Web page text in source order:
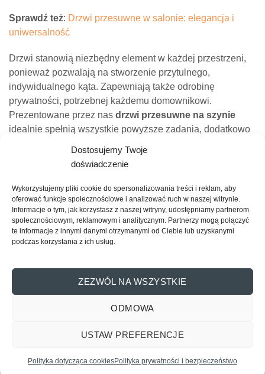
Dostosujemy Twoje
doświadczenie
Wykorzystujemy pliki cookie do spersonalizowania treści i reklam, aby
oferować funkcje społecznościowe i analizować ruch w naszej witrynie.
Informacje o tym, jak korzystasz z naszej witryny, udostępniamy partnerom
społecznościowym, reklamowym i analitycznym. Partnerzy mogą połączyć
te informacje z innymi danymi otrzymanymi od Ciebie lub uzyskanymi
podczas korzystania z ich usług.
ZEZWÓL NA WSZYSTKIE
ODMOWA
USTAW PREFERENCJE
Polityka dotycząca cookiesPolityka prywatności i bezpieczeństwo
Sprawdź też: Drzwi przesuwne w salonie: elegancja i
uniwersalność
Drzwi stanowią niezbędny element w każdej przestrzeni,
ponieważ pozwalają na stworzenie przytulnego,
indywidualnego kąta. Zapewniają także odrobinę
prywatności, potrzebnej każdemu domownikowi.
Prezentowane przez nas drzwi przesuwne na szynie
idealnie spełnią wszystkie powyższe zadania, dodatkowo
Połączenie wyjątkowej funkcjonalności z zachwycającym
najnowocześniejszych trendów, podążających za aktualną
modą. Niezależnie od tego, jaki typdrzwi przesuwnych
Reno wybierzesz, czy będą to modelestalowe,sosnowe
metalowe, wypełni on Twoje wnętrze ekstrawagancją i
szlachetnością.
Najnowocześniejsze trendy w Twojej
W aranżacji wnętrz najmodniejsze są aktualnie style
wyznacza nowoczesne trendy, uwydatniając piękno
przesuwnych w zgodzie z aktualnymi trendami i